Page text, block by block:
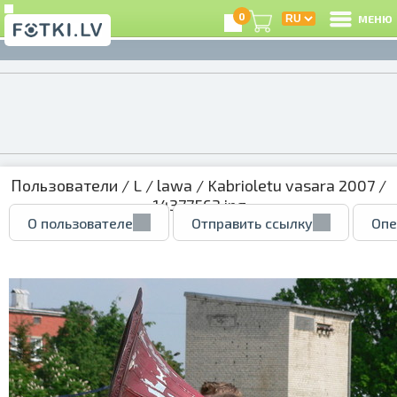
0 МЕНЮ
Пользователи / L / lawa / Kabrioletu vasara 2007 /
14377563.jpg
О пользователе Отправить ссылку